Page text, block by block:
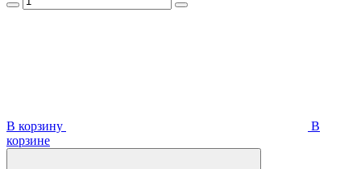
В корзину
В
корзинe